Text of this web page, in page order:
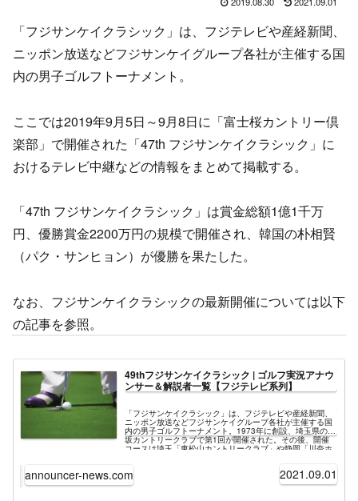
「フジサンケイクラシック」は、フジテレビや産経新聞、
ニッポン放送などフジサンケイグループ各社が主催する国
内の男子ゴルフトーナメント。
ここでは2019年9月5日～9月8日に「富士桜カントリー倶
楽部」で開催された「47th フジサンケイクラシック」に
おけるテレビ中継などの情報をまとめて掲載する。
「47th フジサンケイクラシック」は賞金総額1億1千万
円、優勝賞金2200万円の規模で開催され、韓国の朴相賢
（パク・サンヒョン）が優勝を果たした。
なお、フジサンケイクラシックの最新開催については以下
の記事を参照。
49thフジサンケイクラシック | ゴルフ実況アナウ
ンサー＆解説者一覧【フジテレビ系列】
「フジサンケイクラシック」は、フジテレビや産経新聞、
ニッポン放送などフジサンケイグループ各社が主催する国
内の男子ゴルフトーナメント。1973年に創設、埼玉県の高
坂カントリークラブで第1回が開催された。その後、開催
コースは埼玉「東松山カントリークラブ」や静岡「川奈ホ
「富士桜カントリー倶楽部」に移行している。歴代優勝者
の半数ほどは日本人ゴルファーで、過去最多優勝は尾崎将
司の6回である。最新の大会は2021年9月2日～9月5日、
announcer-news.com 2021.09.01